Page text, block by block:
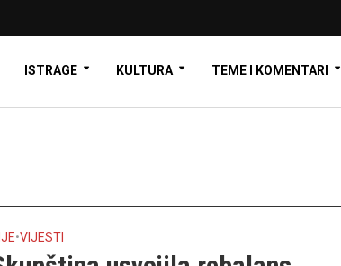
ISTRAGE KULTURA TEME I KOMENTARI
•VIJESTI